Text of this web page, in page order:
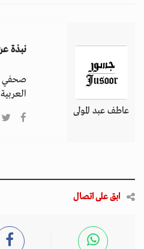
عاطف عبد المولى
نبذة
صحفي
ابق على اتصال